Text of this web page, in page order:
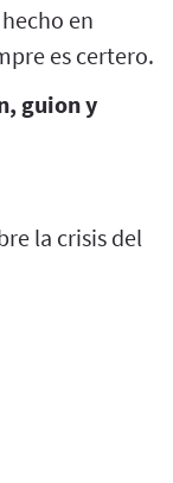
en
es certero.
guion y
la crisis del